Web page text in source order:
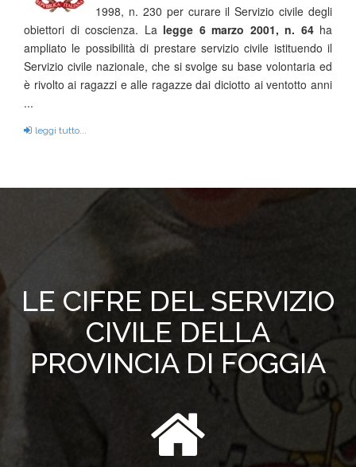
1998, n. 230 per curare il Servizio civile degli
obiettori di coscienza. La legge 6 marzo 2001, n. 64ha
ampliato le possibilità di prestare servizio civile istituendo il
Servizio civile nazionale, che si svolge su base volontaria ed
è rivolto ai ragazzi e alle ragazze dai diciotto ai ventotto anni
...
leggi tutto...
LE CIFRE DEL SERVIZIO
CIVILE DELLA
PROVINCIA DI FOGGIA